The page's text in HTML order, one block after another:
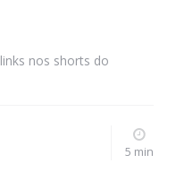
nos shorts do
5 min